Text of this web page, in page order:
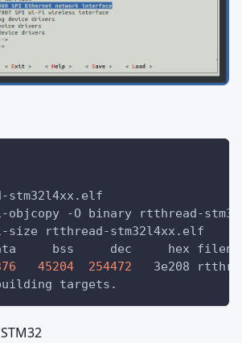
stm32l4xx.elf
objcopy
-O binary rtthread-
size rtthread-stm32l4xx.elf
text	   data	    bss	    dec
45204 254472
3e208
targets.